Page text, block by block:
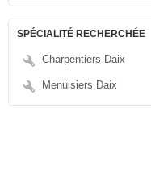
SPÉCIALITÉ RECHERCHÉE
Charpentiers Daix
Menuisiers Daix